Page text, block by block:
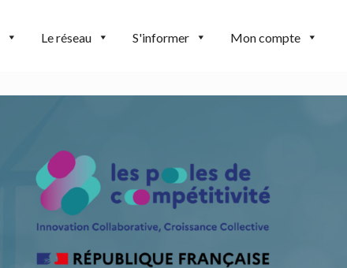
Le réseau S'informer Mon compte